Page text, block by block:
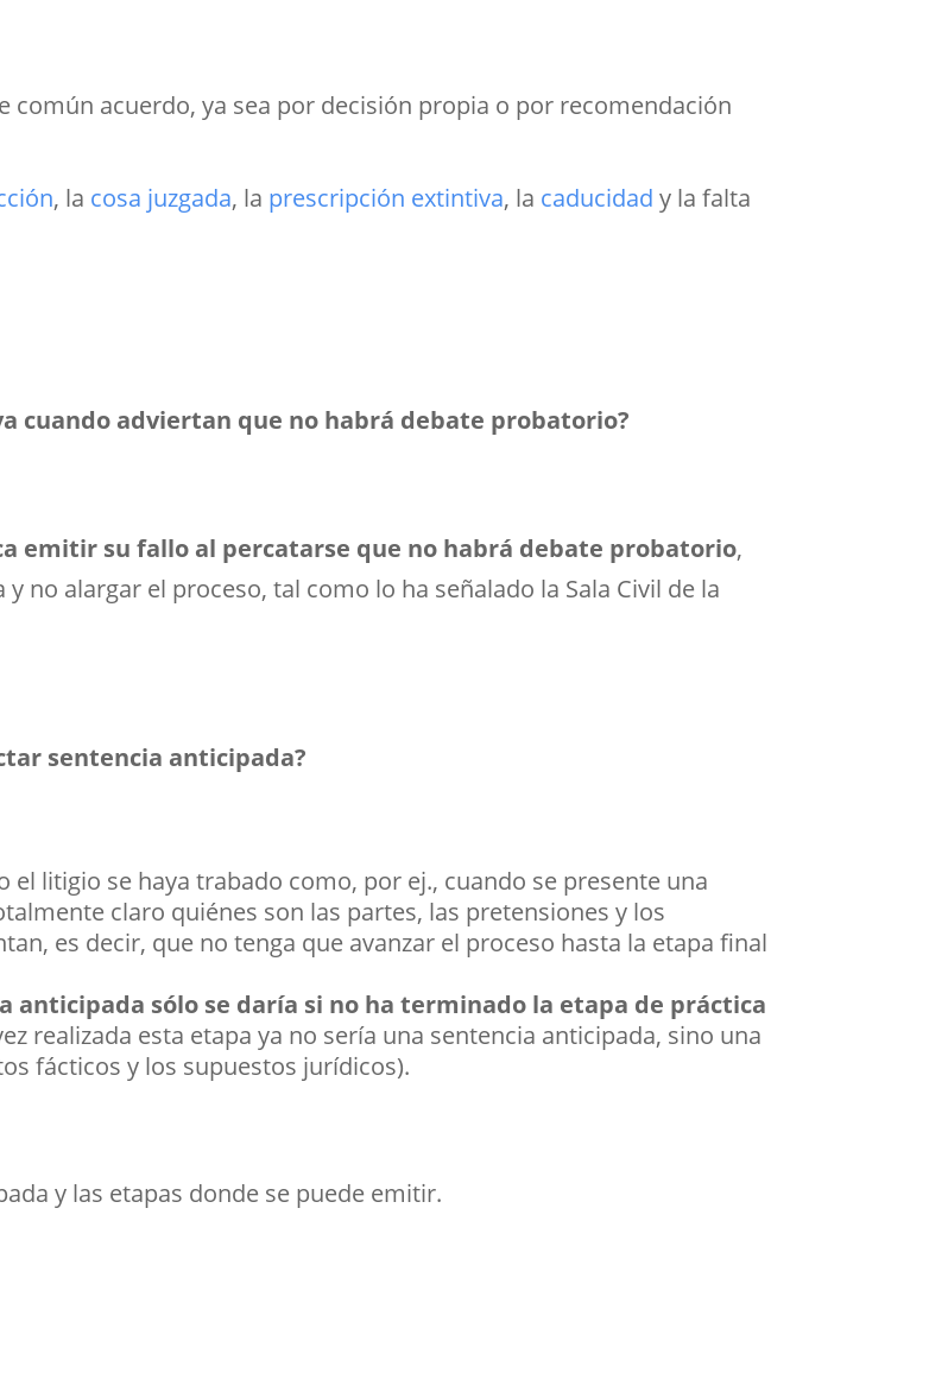
común acuerdo, ya sea por decisión propia o por recomendación
, la cosa juzgada, la prescripción extintiva, la caducidady la falta
cuando adviertan que no habrá debate probatorio?
emitir su fallo al percatarse que no habrá debate probatorio,
no alargar el proceso, tal como lo ha señalado la Sala Civil de la
sentencia anticipada?
el litigio se haya trabado como, por ej., cuando se presente una
claro quiénes son las partes, las pretensiones y los
es decir, que no tenga que avanzar el proceso hasta la etapa final
anticipada sólo se daría si no ha terminado la etapa de práctica
realizada esta etapa ya no sería una sentencia anticipada, sino una
fácticos y los supuestos jurídicos).
y las etapas donde se puede emitir.